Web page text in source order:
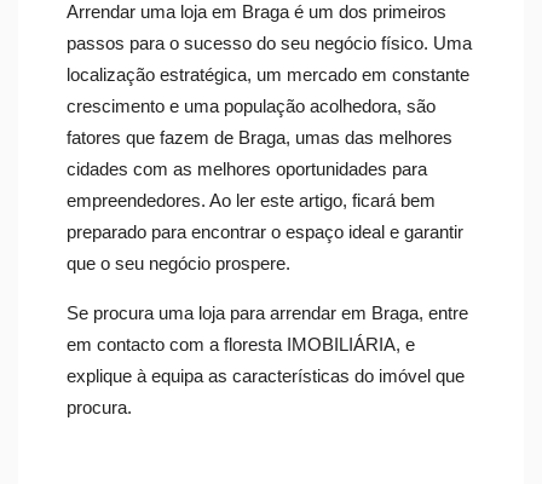
Arrendar uma loja em Braga é um dos primeiros
passos para o sucesso do seu negócio físico. Uma
localização estratégica, um mercado em constante
crescimento e uma população acolhedora, são
fatores que fazem de Braga, umas das melhores
cidades com as melhores oportunidades para
empreendedores. Ao ler este artigo, ficará bem
preparado para encontrar o espaço ideal e garantir
que o seu negócio prospere.
Se procura uma loja para arrendar em Braga, entre
em contacto com a floresta IMOBILIÁRIA, e
explique à equipa as características do imóvel que
procura.